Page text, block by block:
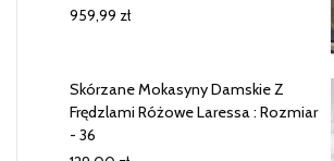
959,99 zł
Skórzane Mokasyny Damskie Z
Frędzlami Różowe Laressa : Rozmiar
- 36